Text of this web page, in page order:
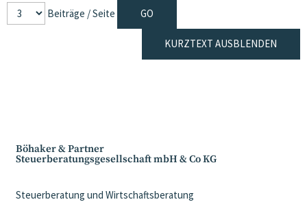
Beiträge / Seite
KURZTEXT AUSBLENDEN
Böhaker & Partner
Steuerberatungsgesellschaft mbH & Co KG
Steuerberatung und Wirtschaftsberatung